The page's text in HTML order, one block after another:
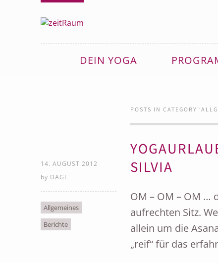
DEIN YOGA
POSTS IN CATEGORY ‘
14. AUGUST 2012
by DAGI
Allgemeines
Berichte
SILVIA
OM – OM – OM …
aufrechten Sitz.
allein um die
„reif“ für das